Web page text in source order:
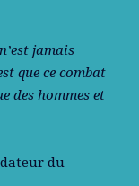
jamais
que ce combat
des hommes et
du